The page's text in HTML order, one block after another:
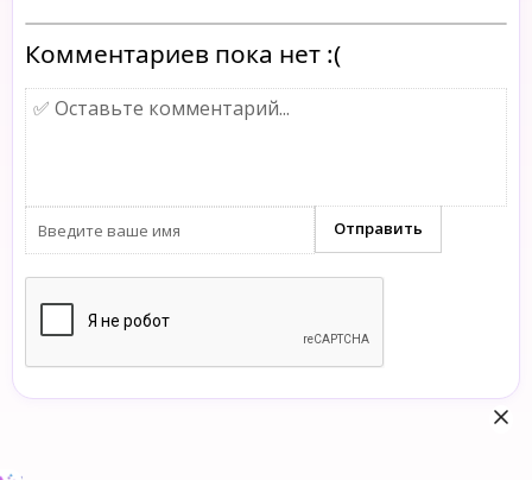
Комментариев пока нет :(